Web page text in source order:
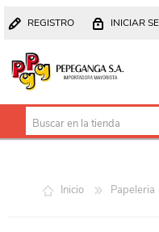
REGISTRO INICIAR
Inicio Papeleria